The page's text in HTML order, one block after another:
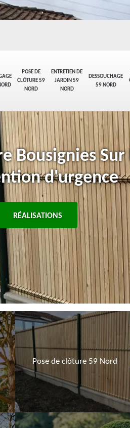
POSE DE
CLÔTURE 59
NORD
ENTRETIEN DE
JARDIN 59
NORD
DESSOUCHAGE
59 NORD
Bousignies Sur
d'urgence
RÉALISATIONS
Pose de clôture 59 Nord